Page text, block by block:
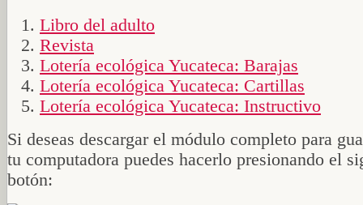
Libro del adulto
Revista
Lotería ecológica Yucateca: Barajas
Lotería ecológica Yucateca: Cartillas
Lotería ecológica Yucateca: Instructivo
Si deseas descargar el módulo completo para
tu computadora puedes hacerlo presionando el
botón: